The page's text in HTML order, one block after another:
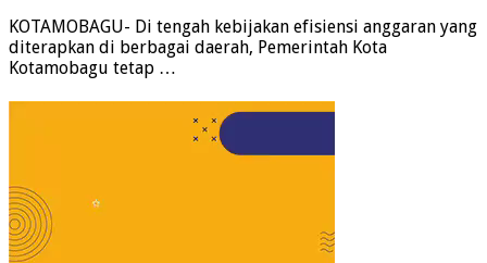
KOTAMOBAGU- Di tengah kebijakan efisiensi anggaran yang
diterapkan di berbagai daerah, Pemerintah Kota
Kotamobagu tetap …